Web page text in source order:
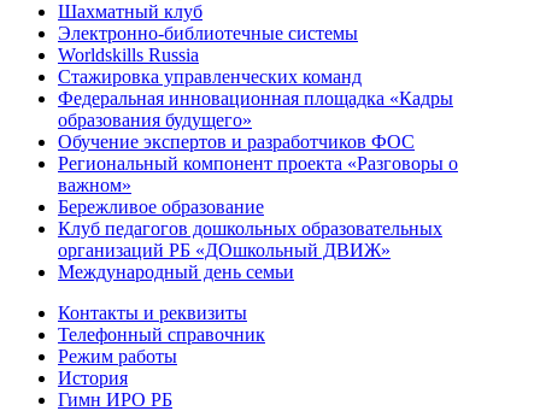
Шахматный клуб
Электронно-библиотечные системы
Worldskills Russia
Стажировка управленческих команд
Федеральная инновационная площадка «Кадры
образования будущего»
Обучение экспертов и разработчиков ФОС
Региональный компонент проекта «Разговоры о
важном»
Бережливое образование
Клуб педагогов дошкольных образовательных
организаций РБ «ДОшкольный ДВИЖ»
Международный день семьи
Контакты и реквизиты
Телефонный справочник
Режим работы
История
Гимн ИРО РБ